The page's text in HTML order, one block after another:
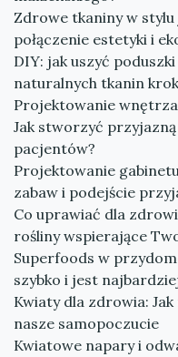
Zdrowe tkaniny w
połączenie estetyki i
DIY: jak uszyć
naturalnych tkanin
Projektowanie
Jak stworzyć
pacjentów?
Projektowanie
zabaw i podejście
Co uprawiać dla
rośliny wspierające
Superfoods w
szybko i jest
Kwiaty dla zdrowia:
nasze samopoczucie
Kwiatowe napary i